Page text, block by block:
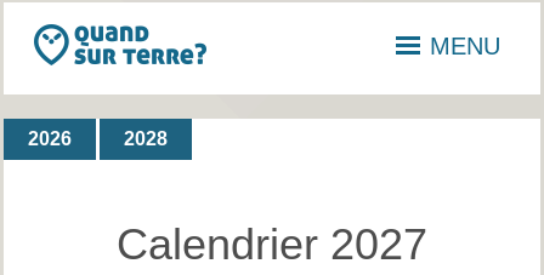
MENU
2026 2028
Calendrier 2027